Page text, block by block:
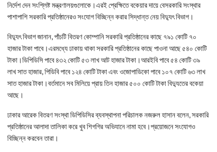
নির্দেশ দেন সংশ্লিষ্ট মন্ত্রণালয়গুলোকে।এরই প্রেক্ষিতে বকেয়ার দায়ে বেসরকারি সংস্থার
পাশাপাশি সরকারি প্রতিষ্ঠানেরও সংযোগ বিচ্ছিন্ন করার সিদ্ধান্ত নেয় বিদ্যুৎ বিভাগ।
বিদ্যুৎ বিভাগ জানান, পাঁচটি বিতরণ কোম্পানি সরকারি প্রতিষ্ঠানের কাছে ৭৯১ কোটি ৭০
হাজার টাকা পাবে।এরমধ্যে ঢাকায় থাকা সরকারি প্রতিষ্ঠানের কাছে পাওনা আছে ৫৪০ কোটি
টাকা।ডিপিডিসি পাবে ৪৩২ কোটি ৫৩ লাখ আট হাজার টাকা।আরইবি পাবে ৫৪ কোটি ৩৯
লাখ সাত হাজার, পিডিবি পাবে ১২৪ কোটি টাকা এবং ওজোপাডিকো পাবে ১০৭ কোটি ৬৩ লাখ
সাত হাজার টাকা।বর্তমানে সব মিলিয়ে প্রায় তিন হাজার ৫০০ কোটি টাকা বিদ্যুতের বকেয়া
আছে।
ঢাকার আরেক বিতরণ সংস্থা ডিপিডিসির ব্যবস্থাপনা পরিচালক নজরুল হাসান বলেন, সরকারি
প্রতিষ্ঠানের আলাদা তালিকা করে খুব শিগগির অভিযানে নামা হবে।প্রয়োজনে সংযোগও
বিচ্ছিন্ন করবেন তারা।